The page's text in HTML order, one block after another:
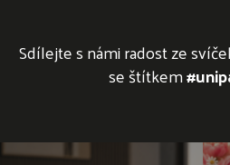
Sdílejte s námi radost ze
se štítkem